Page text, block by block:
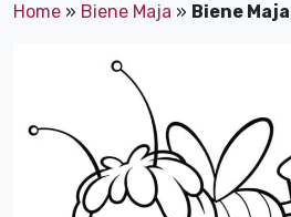
Home » Biene Maja » Biene